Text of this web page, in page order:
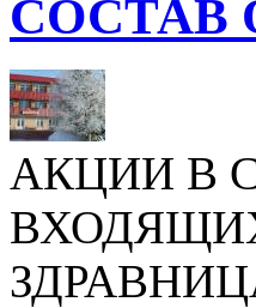
СОСТАВ
АКЦИИ В